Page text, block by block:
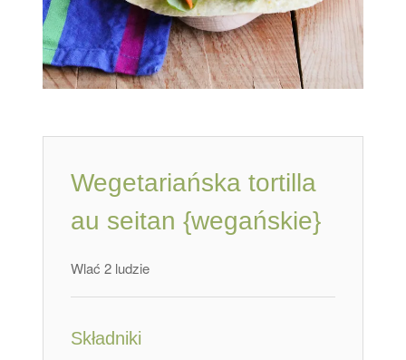
Wegetariańska tortilla
au seitan {wegańskie}
Wlać 2 ludzie
Składniki